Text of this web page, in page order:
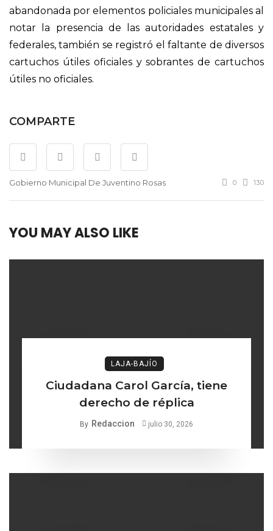
abandonada por elementos policiales municipales al
notar la presencia de las autoridades estatales y
federales, también se registró el faltante de diversos
cartuchos útiles oficiales y sobrantes de cartuchos
útiles no oficiales.
COMPARTE
Gobierno Municipal De Juventino Rosas 0 130
YOU MAY ALSO LIKE
LAJA-BAJÍO
Ciudadana Carol García, tiene
derecho de réplica
By Redaccion julio 30, 2026